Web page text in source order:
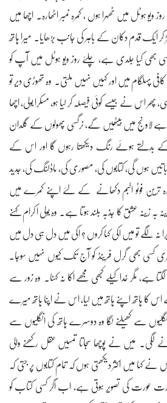
ہوٹل میں ٹھہرا ہوں ، کمرہ نمبر اٹھارہ۔ اچھا میں
ایک قدم دکان کے باہر کی جانب بڑھایا۔ میرا ہاتھ
بھی کیا جلدی ہے، چلئے روز ویو ہوٹل میں آپ کو
پہلگام میں اور کہیں نہیں ملتی۔ وہ تھوڑی دیر تو
اس نے جیسے کوئی فیصلہ کر لیا ہو، مسکرا بولی، اچھا
ہے لاونج میں بیٹھیں گے، نرگسی پھولوں کے گلدان
بدلتے ہوئے رنگ دیکھتا رہوں گا اور اس کے
ہوں گی، کتابوں کی، مصوری کی، ماڈلنگ کی، جدید
ترین فوٹو البم دکھانے کے لئے اپنے کمرے میں
زینہ عشق کا جذبہ بلند ہوتا ہے۔ وہ بولی ا کرام کہنے
نہ لگے تو میں اکی کہا کروں ؟ اکی میں دل ہی دل میں
کسی بھی گرل فرینڈ کو آج تک کیوں نہیں سوجا۔
ہے، مگر خدا کیلے کبھی مجھے اکا نہ کہنا۔ وہ زور سے
کا ہاتھ اپنے ہاتھ میں لیا، اس نے اپنا ہاتھ میرے
سے کھیلنے لگا وہ دوسرے ہاتھ کی انگلیوں سے
لگی۔ میں نے پوچھا سجاتا تمہیں عقل رکھنے والی
میں اکثر دیکھتی ہوں کہ تمام کتابوں پر جتی کہ
عورت کی تصویر ہوتی ہے، اب اگر کسی کتاب کو